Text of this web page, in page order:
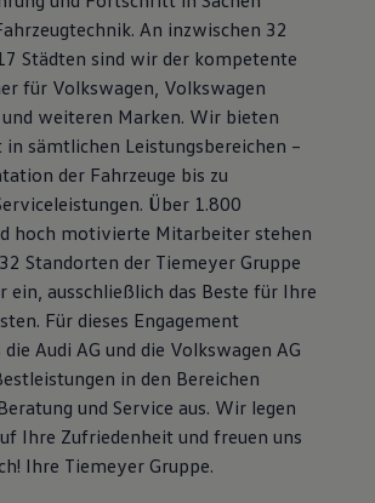
R
und Unfallhilfe
Kundenbetreuung
An inzwischen 32
Städten sind wir der kompetente
für Volkswagen, Volkswagen
weiteren Marken. Wir bieten
sämtlichen Leistungsbereichen –
der Fahrzeuge bis zu
Über 1.800
hoch motivierte Mitarbeiter stehen
Standorten der Tiemeyer Gruppe
ein, ausschließlich das Beste für Ihre
Für dieses Engagement
Audi AG und die Volkswagen AG
in den Bereichen
und Service aus. Wir legen
Ihre Zufriedenheit und freuen uns
Ihre Tiemeyer Gruppe.